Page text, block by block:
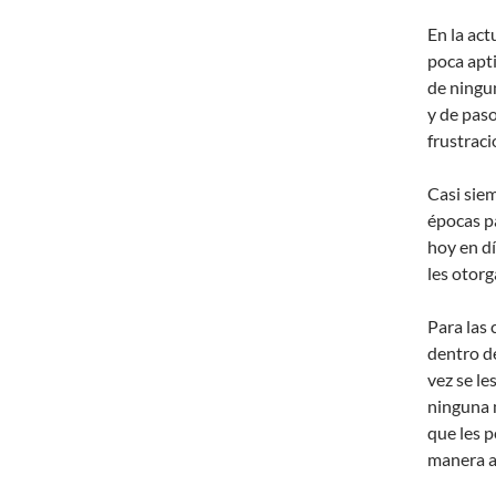
En la
poca
de
y de
Casi
épocas
hoy en
les
Para las
dentro
vez se
ninguna
que les
manera